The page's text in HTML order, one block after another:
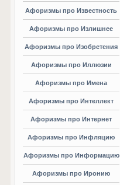
Афоризмы про Известность
Афоризмы про Излишнее
Афоризмы про Изобретения
Афоризмы про Иллюзии
Афоризмы про Имена
Афоризмы про Интеллект
Афоризмы про Интернет
Афоризмы про Инфляцию
Афоризмы про Информацию
Афоризмы про Иронию